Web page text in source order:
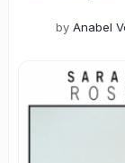
by Anabel